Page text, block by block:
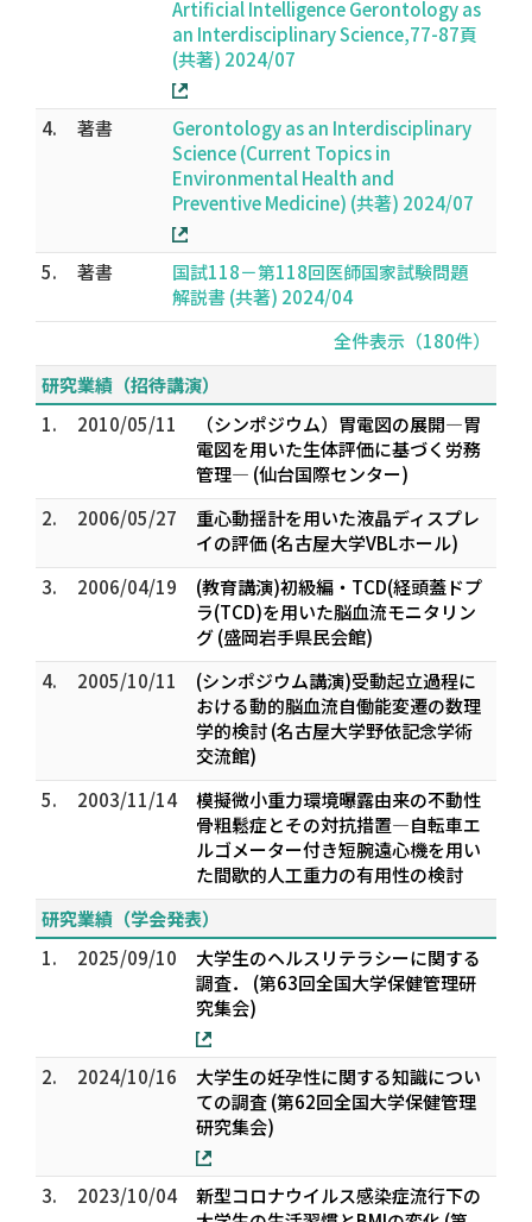
Artificial Intelligence Gerontology as
an Interdisciplinary Science,77-87頁
(共著) 2024/07
4. 著書
Gerontology as an Interdisciplinary
Science (Current Topics in
Environmental Health and
Preventive Medicine) (共著) 2024/07
5. 著書
国試118－第118回医師国家試験問題
解説書 (共著) 2024/04
全件表示（180件）
研究業績（招待講演）
1.
2010/05/11
（シンポジウム）胃電図の展開―胃
電図を用いた生体評価に基づく労務
管理― (仙台国際センター)
2.
2006/05/27
重心動揺計を用いた液晶ディスプレ
イの評価 (名古屋大学VBLホール)
3.
2006/04/19
(教育講演)初級編・TCD(経頭蓋ドプ
ラ(TCD)を用いた脳血流モニタリン
グ (盛岡岩手県民会館)
4.
2005/10/11
(シンポジウム講演)受動起立過程に
おける動的脳血流自働能変遷の数理
学的検討 (名古屋大学野依記念学術
交流館)
5.
2003/11/14
模擬微小重力環境曝露由来の不動性
骨粗鬆症とその対抗措置―自転車エ
ルゴメーター付き短腕遠心機を用い
た間歇的人工重力の有用性の検討
研究業績（学会発表）
1.
2025/09/10
大学生のヘルスリテラシーに関する
調査． (第63回全国大学保健管理研
究集会)
2. 2024/10/16
大学生の妊孕性に関する知識につい
ての調査 (第62回全国大学保健管理
研究集会)
3. 2023/10/04
新型コロナウイルス感染症流行下の